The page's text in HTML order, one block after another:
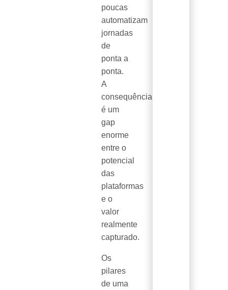
poucas
automatizam
jornadas
de
ponta a
ponta.
A
consequência
é um
gap
enorme
entre o
potencial
das
plataformas
e o
valor
realmente
capturado.
Os
pilares
de uma